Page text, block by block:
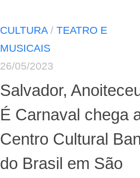
CULTURA/ TEATRO E
MUSICAIS
26/05/2023
Salvador,
É Carnaval chega
Centro Cultural
do Brasil em São